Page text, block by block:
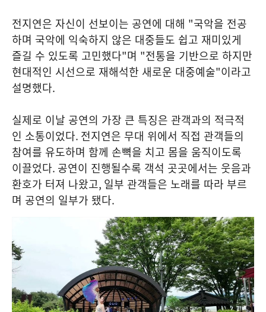
전지연은 자신이 선보이는 공연에 대해 "국악을 전공
하며 국악에 익숙하지 않은 대중들도 쉽고 재미있게
즐길 수 있도록 고민했다"며 "전통을 기반으로 하지만
현대적인 시선으로 재해석한 새로운 대중예술"이라고
설명했다.
실제로 이날 공연의 가장 큰 특징은 관객과의 적극적
인 소통이었다. 전지연은 무대 위에서 직접 관객들의
참여를 유도하며 함께 손뼉을 치고 몸을 움직이도록
이끌었다. 공연이 진행될수록 객석 곳곳에서는 웃음과
환호가 터져 나왔고, 일부 관객들은 노래를 따라 부르
며 공연의 일부가 됐다.